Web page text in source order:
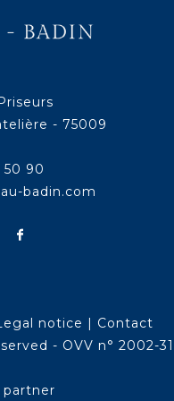
- 75009
50 90
badin.com
notice | Contact
- OVV n° 2002-
partner